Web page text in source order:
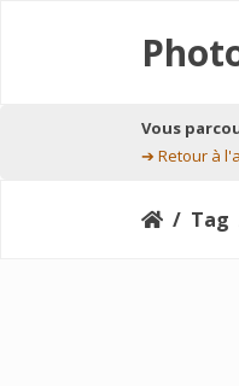
Vous
➔ Retour à
Tag